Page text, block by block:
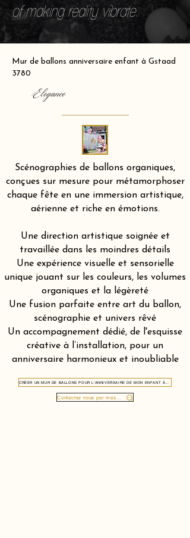
of making reality vibrate.
Mur de ballons anniversaire enfant à Gstaad
3780
Elegance
Scénographies de ballons organiques,
conçues sur mesure pour métamorphoser
chaque fête en une immersion artistique,
aérienne et riche en émotions.
Une direction artistique soignée et
travaillée dans les moindres détails
Une expérience visuelle et sensorielle
unique jouant sur les couleurs, les volumes
organiques et la légèreté
Une fusion parfaite entre art du ballon,
scénographie et univers rêvé
Un accompagnement dédié, de l'esquisse
créative à l’installation, pour un
anniversaire harmonieux et inoubliable